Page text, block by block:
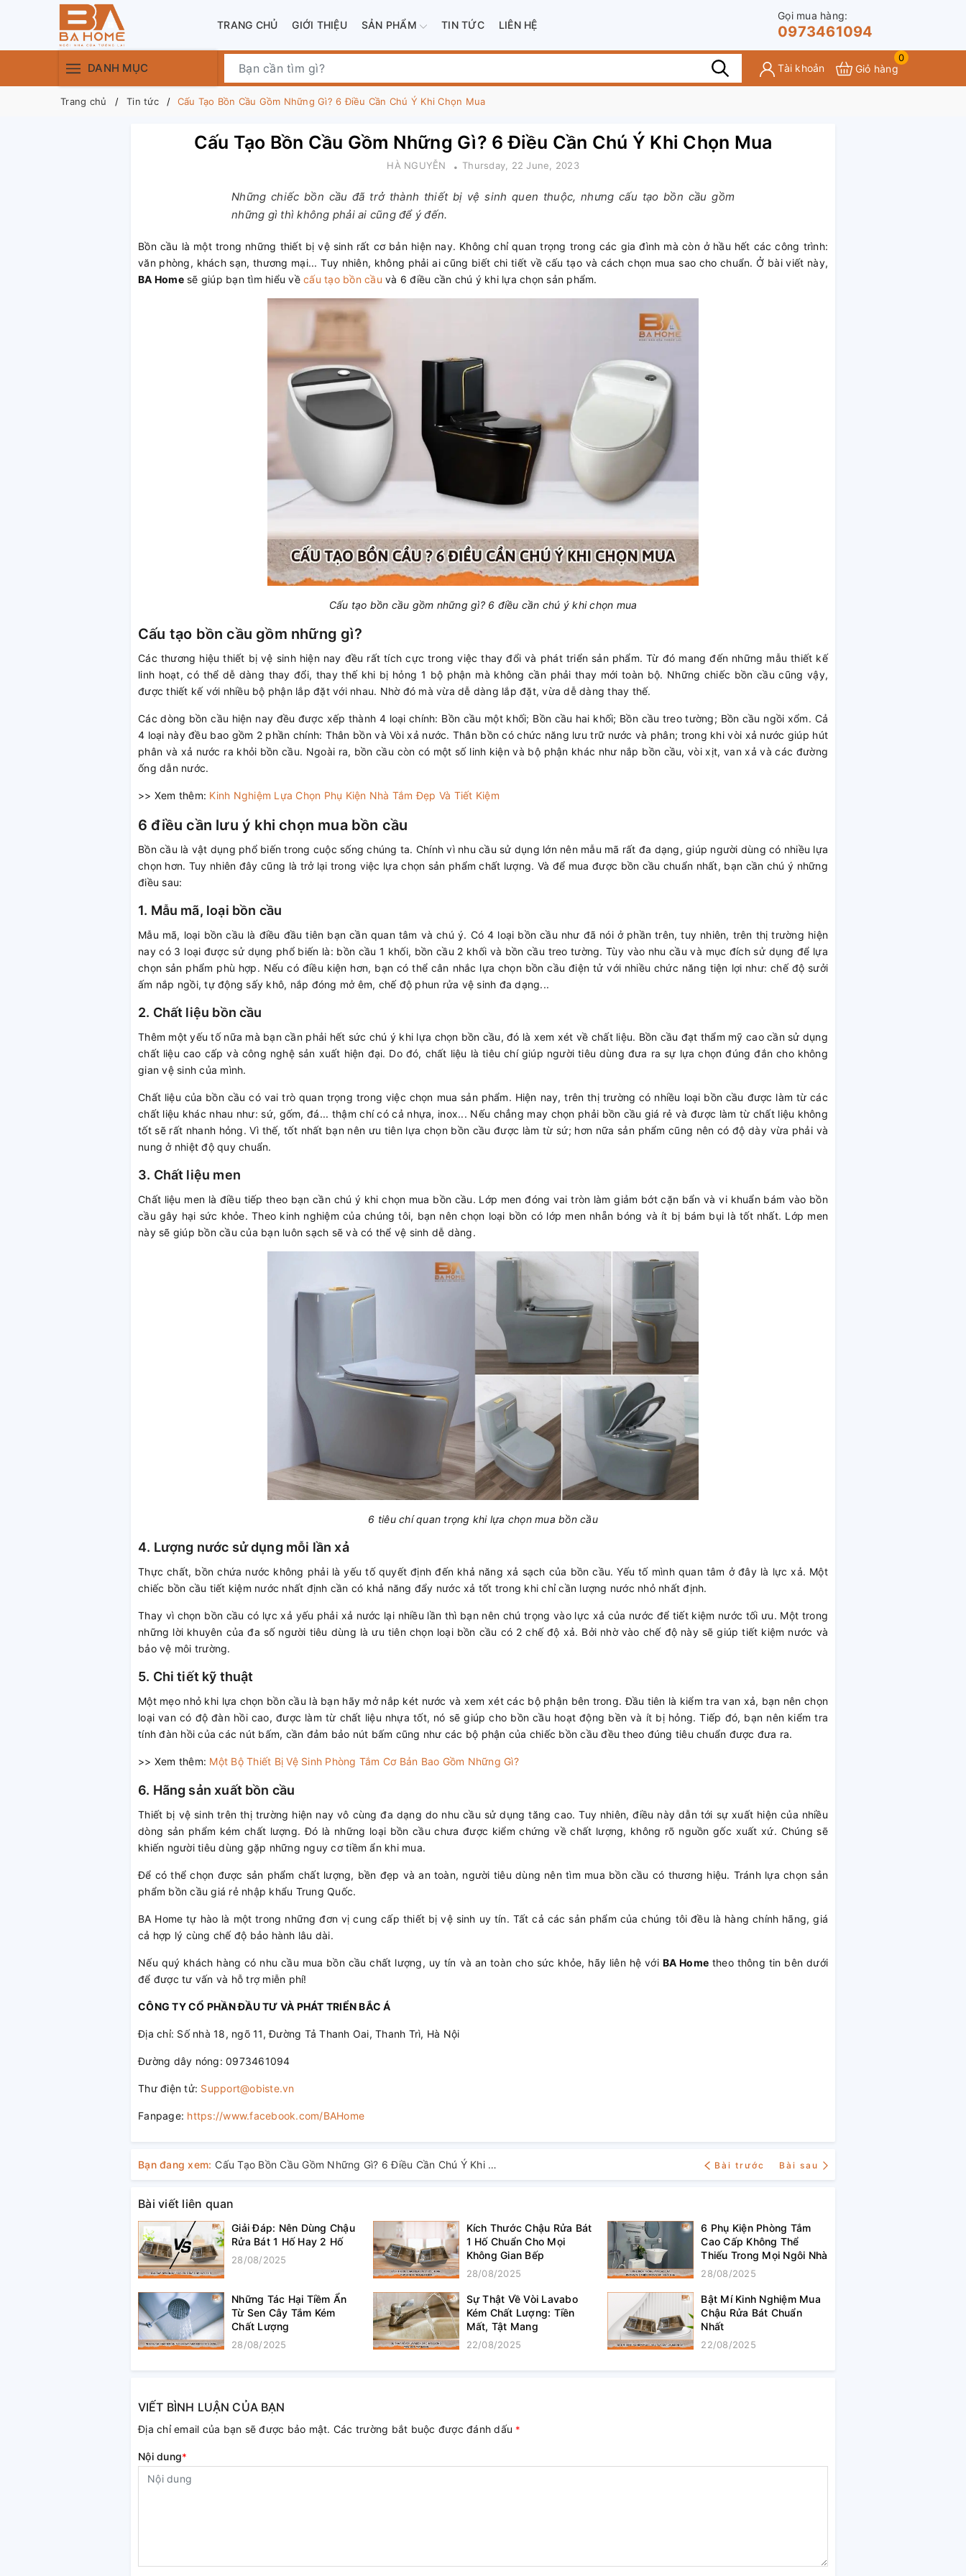
TRANG CHỦ GIỚI THIỆU SẢN PHẨM TIN TỨC LIÊN HỆ
Gọi mua hàng:
0973461094
DANH MỤC Tài khoản
0
Giỏ hàng
Trang chủ Tin tức Cấu Tạo Bồn Cầu Gồm Những Gì? 6 Điều Cần Chú Ý Khi Chọn Mua
Cấu Tạo Bồn Cầu Gồm Những Gì? 6 Điều Cần Chú Ý Khi Chọn Mua
HÀ NGUYỄN Thursday, 22 June, 2023
Những chiếc bồn cầu đã trở thành thiết bị vệ sinh quen thuộc, nhưng cấu tạo bồn cầu gồm
những gì thì không phải ai cũng để ý đến.
Bồn cầu là một trong những thiết bị vệ sinh rất cơ bản hiện nay. Không chỉ quan trọng trong các gia đình mà còn ở hầu hết các công trình:
văn phòng, khách sạn, thương mại... Tuy nhiên, không phải ai cũng biết chi tiết về cấu tạo và cách chọn mua sao cho chuẩn. Ở bài viết này,
BA Homesẽ giúp bạn tìm hiểu về cấu tạo bồn cầu và 6 điều cần chú ý khi lựa chọn sản phẩm.
Cấu tạo bồn cầu gồm những gì? 6 điều cần chú ý khi chọn mua
Cấu tạo bồn cầu gồm những gì?
Các thương hiệu thiết bị vệ sinh hiện nay đều rất tích cực trong việc thay đổi và phát triển sản phẩm. Từ đó mang đến những mẫu thiết kế
linh hoạt, có thể dễ dàng thay đổi, thay thế khi bị hỏng 1 bộ phận mà không cần phải thay mới toàn bộ. Những chiếc bồn cầu cũng vậy,
được thiết kế với nhiều bộ phận lắp đặt với nhau. Nhờ đó mà vừa dễ dàng lắp đặt, vừa dễ dàng thay thế.
Các dòng bồn cầu hiện nay đều được xếp thành 4 loại chính: Bồn cầu một khối; Bồn cầu hai khối; Bồn cầu treo tường; Bồn cầu ngồi xổm. Cả
4 loại này đều bao gồm 2 phần chính: Thân bồn và Vòi xả nước. Thân bồn có chức năng lưu trữ nước và phân; trong khi vòi xả nước giúp hút
phân và xả nước ra khỏi bồn cầu. Ngoài ra, bồn cầu còn có một số linh kiện và bộ phận khác như nắp bồn cầu, vòi xịt, van xả và các đường
ống dẫn nước.
>> Xem thêm: Kinh Nghiệm Lựa Chọn Phụ Kiện Nhà Tắm Đẹp Và Tiết Kiệm
6 điều cần lưu ý khi chọn mua bồn cầu
Bồn cầu là vật dụng phổ biến trong cuộc sống chúng ta. Chính vì nhu cầu sử dụng lớn nên mẫu mã rất đa dạng, giúp người dùng có nhiều lựa
chọn hơn. Tuy nhiên đây cũng là trở lại trong việc lựa chọn sản phẩm chất lượng. Và để mua được bồn cầu chuẩn nhất, bạn cần chú ý những
điều sau:
1. Mẫu mã, loại bồn cầu
Mẫu mã, loại bồn cầu là điều đầu tiên bạn cần quan tâm và chú ý. Có 4 loại bồn cầu như đã nói ở phần trên, tuy nhiên, trên thị trường hiện
nay có 3 loại được sử dụng phổ biến là: bồn cầu 1 khối, bồn cầu 2 khối và bồn cầu treo tường. Tùy vào nhu cầu và mục đích sử dụng để lựa
chọn sản phẩm phù hợp. Nếu có điều kiện hơn, bạn có thể cân nhắc lựa chọn bồn cầu điện tử với nhiều chức năng tiện lợi như: chế độ sưởi
ấm nắp ngồi, tự động sấy khô, nắp đóng mở êm, chế độ phun rửa vệ sinh đa dạng...
2. Chất liệu bồn cầu
Thêm một yếu tố nữa mà bạn cần phải hết sức chú ý khi lựa chọn bồn cầu, đó là xem xét về chất liệu. Bồn cầu đạt thẩm mỹ cao cần sử dụng
chất liệu cao cấp và công nghệ sản xuất hiện đại. Do đó, chất liệu là tiêu chí giúp người tiêu dùng đưa ra sự lựa chọn đúng đắn cho không
gian vệ sinh của mình.
Chất liệu của bồn cầu có vai trò quan trọng trong việc chọn mua sản phẩm. Hiện nay, trên thị trường có nhiều loại bồn cầu được làm từ các
chất liệu khác nhau như: sứ, gốm, đá... thậm chí có cả nhựa, inox... Nếu chẳng may chọn phải bồn cầu giá rẻ và được làm từ chất liệu không
tốt sẽ rất nhanh hỏng. Vì thế, tốt nhất bạn nên ưu tiên lựa chọn bồn cầu được làm từ sứ; hơn nữa sản phẩm cũng nên có độ dày vừa phải và
nung ở nhiệt độ quy chuẩn.
3. Chất liệu men
Chất liệu men là điều tiếp theo bạn cần chú ý khi chọn mua bồn cầu. Lớp men đóng vai tròn làm giảm bớt cặn bẩn và vi khuẩn bám vào bồn
cầu gây hại sức khỏe. Theo kinh nghiệm của chúng tôi, bạn nên chọn loại bồn có lớp men nhẵn bóng và ít bị bám bụi là tốt nhất. Lớp men
này sẽ giúp bồn cầu của bạn luôn sạch sẽ và có thể vệ sinh dễ dàng.
6 tiêu chí quan trọng khi lựa chọn mua bồn cầu
4. Lượng nước sử dụng mỗi lần xả
Thực chất, bồn chứa nước không phải là yếu tố quyết định đến khả năng xả sạch của bồn cầu. Yếu tố mình quan tâm ở đây là lực xả. Một
chiếc bồn cầu tiết kiệm nước nhất định cần có khả năng đẩy nước xả tốt trong khi chỉ cần lượng nước nhỏ nhất định.
Thay vì chọn bồn cầu có lực xả yếu phải xả nước lại nhiều lần thì bạn nên chú trọng vào lực xả của nước để tiết kiệm nước tối ưu. Một trong
những lời khuyên của đa số người tiêu dùng là ưu tiên chọn loại bồn cầu có 2 chế độ xả. Bởi nhờ vào chế độ này sẽ giúp tiết kiệm nước và
bảo vệ môi trường.
5. Chi tiết kỹ thuật
Một mẹo nhỏ khi lựa chọn bồn cầu là bạn hãy mở nắp két nước và xem xét các bộ phận bên trong. Đầu tiên là kiểm tra van xả, bạn nên chọn
loại van có độ đàn hồi cao, được làm từ chất liệu nhựa tốt, nó sẽ giúp cho bồn cầu hoạt động bền và ít bị hỏng. Tiếp đó, bạn nên kiểm tra
tính đàn hồi của các nút bấm, cần đảm bảo nút bấm cũng như các bộ phận của chiếc bồn cầu đều theo đúng tiêu chuẩn được đưa ra.
>> Xem thêm: Một Bộ Thiết Bị Vệ Sinh Phòng Tắm Cơ Bản Bao Gồm Những Gì?
6. Hãng sản xuất bồn cầu
Thiết bị vệ sinh trên thị trường hiện nay vô cùng đa dạng do nhu cầu sử dụng tăng cao. Tuy nhiên, điều này dẫn tới sự xuất hiện của nhiều
dòng sản phẩm kém chất lượng. Đó là những loại bồn cầu chưa được kiểm chứng về chất lượng, không rõ nguồn gốc xuất xứ. Chúng sẽ
khiến người tiêu dùng gặp những nguy cơ tiềm ẩn khi mua.
Để có thể chọn được sản phẩm chất lượng, bền đẹp và an toàn, người tiêu dùng nên tìm mua bồn cầu có thương hiệu. Tránh lựa chọn sản
phẩm bồn cầu giá rẻ nhập khẩu Trung Quốc.
BA Home tự hào là một trong những đơn vị cung cấp thiết bị vệ sinh uy tín. Tất cả các sản phẩm của chúng tôi đều là hàng chính hãng, giá
cả hợp lý cùng chế độ bảo hành lâu dài.
Nếu quý khách hàng có nhu cầu mua bồn cầu chất lượng, uy tín và an toàn cho sức khỏe, hãy liên hệ với BA Home theo thông tin bên dưới
để được tư vấn và hỗ trợ miễn phí!
CÔNG TY CỔ PHẦN ĐẦU TƯ VÀ PHÁT TRIỂN BẮC Á
Địa chỉ: Số nhà 18, ngõ 11, Đường Tả Thanh Oai, Thanh Trì, Hà Nội
Đường dây nóng: 0973461094
Thư điện tử: Support@obiste.vn
Fanpage: https://www.facebook.com/BAHome
Bạn đang xem: Cấu Tạo Bồn Cầu Gồm Những Gì? 6 Điều Cần Chú Ý Khi Chọn Mua Bài trước Bài sau
Bài viết liên quan
Giải Đáp: Nên Dùng Chậu
Rửa Bát 1 Hố Hay 2 Hố
28/08/2025
Kích Thước Chậu Rửa Bát
1 Hố Chuẩn Cho Mọi
Không Gian Bếp
28/08/2025
6 Phụ Kiện Phòng Tắm
Cao Cấp Không Thể
Thiếu Trong Mọi Ngôi Nhà
28/08/2025
Những Tác Hại Tiềm Ẩn
Từ Sen Cây Tắm Kém
Chất Lượng
28/08/2025
Sự Thật Về Vòi Lavabo
Kém Chất Lượng: Tiền
Mất, Tật Mang
22/08/2025
Bật Mí Kinh Nghiệm Mua
Chậu Rửa Bát Chuẩn
Nhất
22/08/2025
VIẾT BÌNH LUẬN CỦA BẠN
Địa chỉ email của bạn sẽ được bảo mật. Các trường bắt buộc được đánh dấu *
Nội dung*